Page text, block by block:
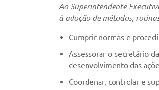
Ao Superintendente
à adoção de métodos,
Cumprir normas e
Assessorar o secretário
desenvolvimento das
Coordenar, controlar e